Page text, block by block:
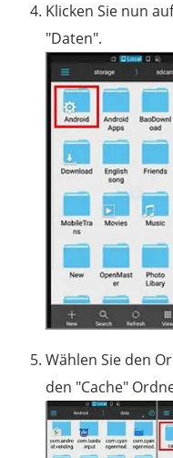
Klicken Sie nun
"Daten".
Wählen Sie den
den "Cache"